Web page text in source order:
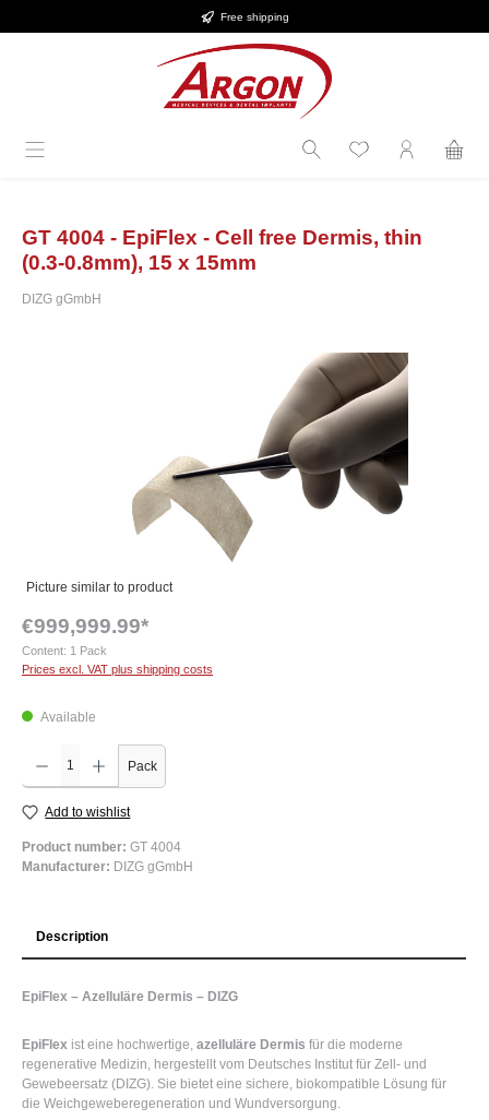
Free shipping
GT 4004 - EpiFlex - Cell free Dermis, thin
(0.3-0.8mm), 15 x 15mm
DIZG gGmbH
Picture similar to product
€999,999.99*
Content: 1 Pack
Prices excl. VAT plus shipping costs
Available
Product Quantity: Enter the desired amount or use the buttons to increase or decrease the
Pack
Add to wishlist
Product number: GT 4004
Manufacturer: DIZG gGmbH
Description
EpiFlex – Azelluläre Dermis – DIZG
EpiFlex ist eine hochwertige, azelluläre Dermis für die moderne
regenerative Medizin, hergestellt vom Deutsches Institut für Zell- und
Gewebeersatz (DIZG). Sie bietet eine sichere, biokompatible Lösung für
die Weichgeweberegeneration und Wundversorgung.